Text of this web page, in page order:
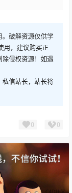
。破解资源仅供学
用，建议购买正
侵权资源！如遇
私信站长，站长将
0 0